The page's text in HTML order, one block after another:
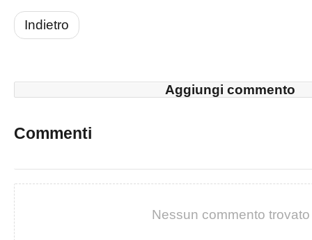
Indietro
Aggiungi commento
Commenti
Nessun commento trovato